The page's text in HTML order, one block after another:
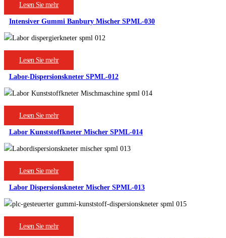
Lesen Sie mehr
Intensiver Gummi Banbury Mischer SPML-030
Lesen Sie mehr
Labor-Dispersionskneter SPML-012
Lesen Sie mehr
Labor Kunststoffkneter Mischer SPML-014
Lesen Sie mehr
Labor Dispersionskneter Mischer SPML-013
Lesen Sie mehr